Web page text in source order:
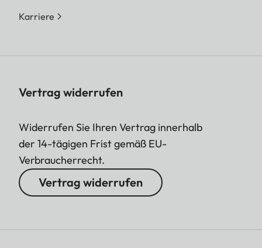
Karriere
Vertrag widerrufen
Widerrufen Sie Ihren Vertrag innerhalb
der 14-tägigen Frist gemäß EU-
Verbraucherrecht.
Vertrag widerrufen